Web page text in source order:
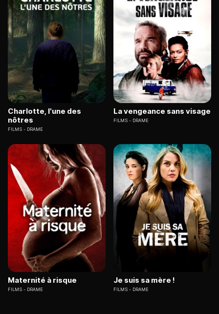
Charlotte, l'une des
nôtres
FILMS DRAME
La vengeance sans visage
FILMS DRAME
Maternité à risque
FILMS DRAME
Je suis sa mère !
FILMS DRAME